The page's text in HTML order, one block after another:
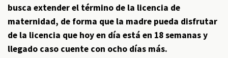
busca extender el término de la licencia de
maternidad, de forma que la madre pueda disfrutar
de la licencia que hoy en día está en 18 semanas y
llegado caso cuente con ocho días más.